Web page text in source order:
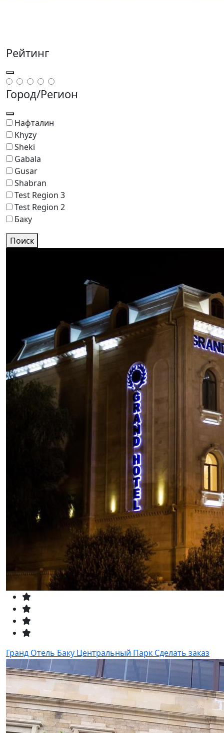
Рейтинг
Город/Регион
Нафталин
Khyzy
Sheki
Gabala
Gusar
Shabran
Test Region 3
Test Region 2
Баку
Поиск
Гранд Отель Баку Центральный Парк Сделать заказ